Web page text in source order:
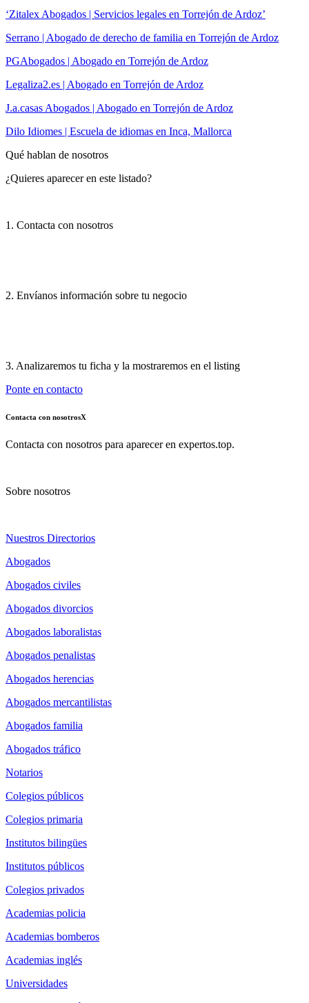
‘Zitalex Abogados | Servicios legales en Torrejón de Ardoz’
Serrano | Abogado de derecho de familia en Torrejón de Ardoz
PGAbogados | Abogado en Torrejón de Ardoz
Legaliza2.es | Abogado en Torrejón de Ardoz
J.a.casas Abogados | Abogado en Torrejón de Ardoz
Dilo Idiomes | Escuela de idiomas en Inca, Mallorca
Qué hablan de nosotros
¿Quieres aparecer en este listado?
1. Contacta con nosotros
2. Envíanos información sobre tu negocio
3. Analizaremos tu ficha y la mostraremos en el listing
Ponte en contacto
Contacta con nosotrosX
Contacta con nosotros para aparecer en expertos.top.
Sobre nosotros
Nuestros Directorios
Abogados
Abogados civiles
Abogados divorcios
Abogados laboralistas
Abogados penalistas
Abogados herencias
Abogados mercantilistas
Abogados familia
Abogados tráfico
Notarios
Colegios públicos
Colegios primaria
Institutos bilingües
Institutos públicos
Colegios privados
Academias policia
Academias bomberos
Academias inglés
Universidades